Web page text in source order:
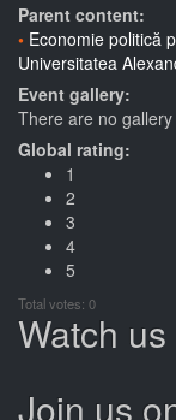
Parent content:
Economie politică
Universitatea
Event gallery:
There are no
Global rating:
1
2
3
4
5
Total votes: 0
Watch us
Join us